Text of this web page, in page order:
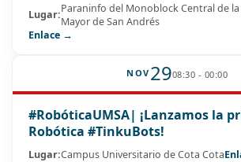
Lugar:Paraninfo del Monoblock Central de
Mayor de San Andrés
Enlace →
NOV 2908:30 - 00:00
#RobóticaUMSA| ¡Lanzamos la
Robótica #TinkuBots!
Lugar:Campus Universitario de Cota Cota